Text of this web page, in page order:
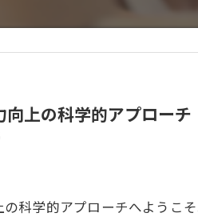
向上の科学的アプローチ
の科学的アプローチへようこ